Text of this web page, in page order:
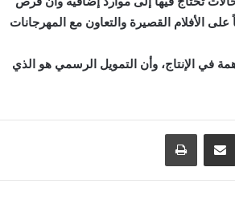
الأفلام القصيرة والتعاون مع المهرجانات
في الإنتاج، وأن التمويل الرسمي هو الذي
مشاركة عبر البريد طباعة